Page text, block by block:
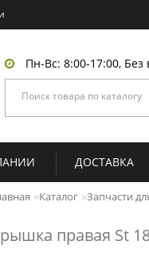
Пн-Вс: 8:00-17:00,
ДОСТАВКА
Каталог Запчасти
правая St